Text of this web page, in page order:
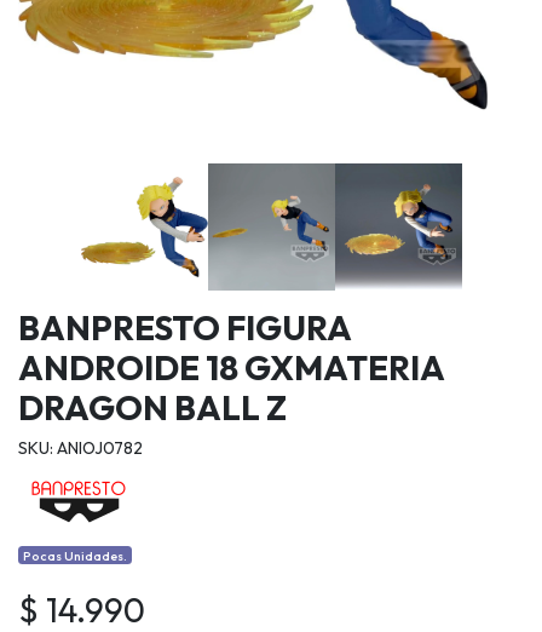
BANPRESTO FIGURA
ANDROIDE 18 GXMATERIA
DRAGON BALL Z
SKU: ANIOJ0782
Pocas Unidades.
$ 14.990